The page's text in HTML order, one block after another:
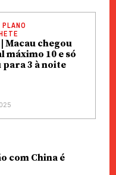
Macau chegou
máximo 10 e só
para 3 à noite
com China é